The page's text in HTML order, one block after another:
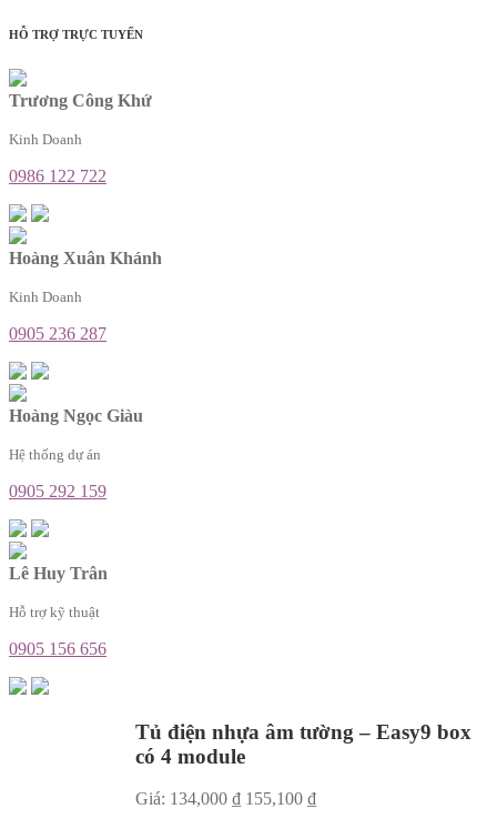
HỖ TRỢ TRỰC TUYẾN
Trương Công Khứ
Kinh Doanh
0986 122 722
Hoàng Xuân Khánh
Kinh Doanh
0905 236 287
Hoàng Ngọc Giàu
Hệ thống dự án
0905 292 159
Lê Huy Trân
Hỗ trợ kỹ thuật
0905 156 656
Tủ điện nhựa âm tường – Easy9 box
có 4 module
Giá: 134,000 ₫ 155,100 ₫